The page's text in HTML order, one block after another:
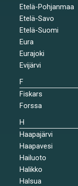
Etelä-Pohjanmaa
Etelä-Savo
Etelä-Suomi
Eura
Eurajoki
Evijärvi
F
Fiskars
Forssa
H
Haapajärvi
Haapavesi
Hailuoto
Halikko
Halsua